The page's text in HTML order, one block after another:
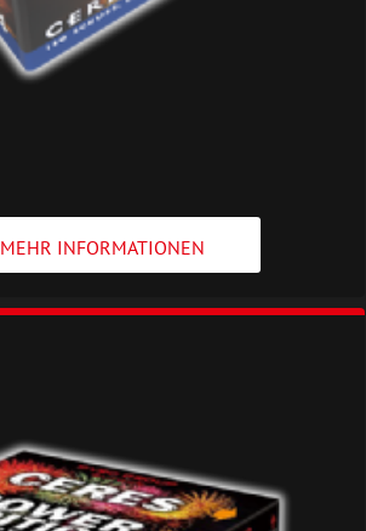
MEHR INFORMATIONEN